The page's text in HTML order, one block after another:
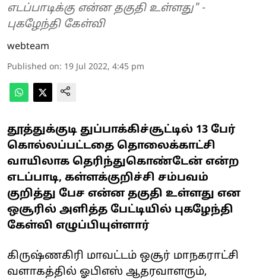
எடப்பாடிக்கு என்ன தகுதி உள்ளது" -
புகழேந்தி கேள்வி
webteam
Published on: 19 Jul 2022, 4:45 pm
தூத்துக்குடி துப்பாக்கிச்சூட்டில் 13 பேர்
கொல்லப்பட்டதை தொலைக்காட்சி
வாயிலாக தெரிந்துகொண்டேன் என்ற
எடப்பாடி, கள்ளக்குறிச்சி சம்பவம்
குறித்து பேச என்ன தகுதி உள்ளது என
ஒசூரில் அளித்த பேட்டியில் புகழேந்தி
கேள்வி எழுப்பியுள்ளார்
கிருஷ்ணகிரி மாவட்டம் ஒசூர் மாநகராட்சி
வளாகத்தில் ஓபிஎஸ் ஆதரவாளரும்,